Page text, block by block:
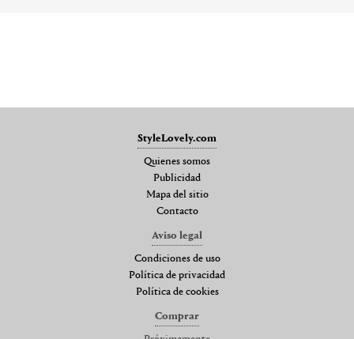
StyleLovely.com
Quienes somos
Publicidad
Mapa del sitio
Contacto
Aviso legal
Condiciones de uso
Política de privacidad
Política de cookies
Comprar